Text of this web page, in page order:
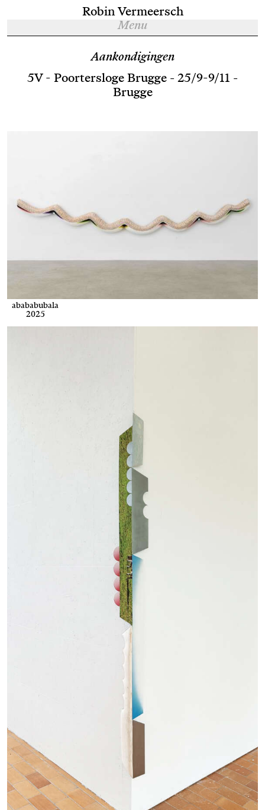
Robin Vermeersch
Menu
Aankondigingen
5V - Poortersloge Brugge - 25/9-9/11 -
Brugge
abababubala
2025